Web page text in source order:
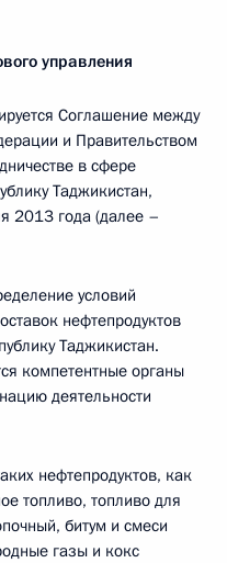
управления
Соглашение между
и Правительством
в сфере
Таджикистан,
2013 года (далее –
условий
нефтепродуктов
Таджикистан.
компетентные органы
деятельности
нефтепродуктов, как
топливо, топливо для
битум и смеси
газы и кокс